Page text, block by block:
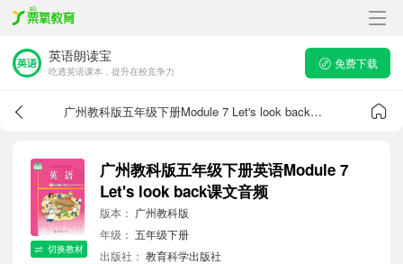
英语朗读宝
吃透英语课本，提升在校竞争力
免费下载
广州教科版五年级下册Module 7 Let's look back课文音频
切换教材
广州教科版五年级下册英语Module 7
Let's look back课文音频
版本： 广州教科版
年级： 五年级下册
出版社： 教育科学出版社